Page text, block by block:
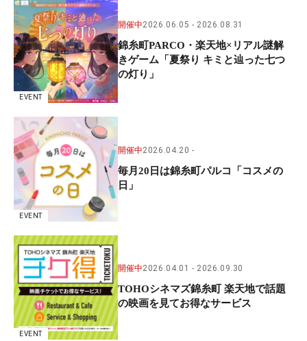
EVENT
開催中2026.06.05 2026.08.31
錦糸町PARCO・楽天地×リアル謎解
きゲーム「夏祭り キミと辿った七つ
の灯り」
EVENT
開催中2026.04.20
毎月20日は錦糸町パルコ「コスメの
日」
EVENT
開催中2026.04.01 2026.09.30
TOHOシネマズ錦糸町 楽天地で話題
の映画を見てお得なサービス